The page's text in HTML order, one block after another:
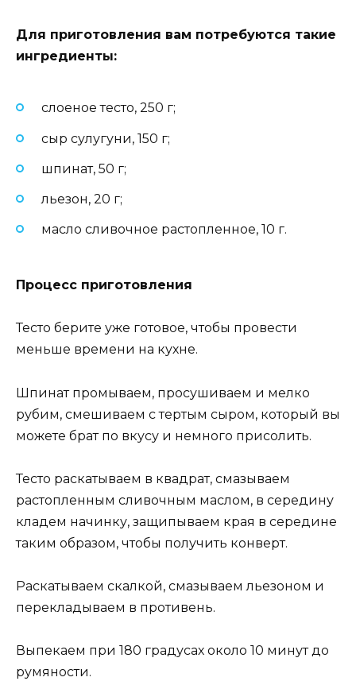
Для приготовления вам потребуются такие
ингредиенты:
слоеное тесто, 250 г;
сыр сулугуни, 150 г;
шпинат, 50 г;
льезон, 20 г;
масло сливочное растопленное, 10 г.
Процесс приготовления
Тесто берите уже готовое, чтобы провести
меньше времени на кухне.
Шпинат промываем, просушиваем и мелко
рубим, смешиваем с тертым сыром, который вы
можете брат по вкусу и немного присолить.
Тесто раскатываем в квадрат, смазываем
растопленным сливочным маслом, в середину
кладем начинку, защипываем края в середине
таким образом, чтобы получить конверт.
Раскатываем скалкой, смазываем льезоном и
перекладываем в противень.
Выпекаем при 180 градусах около 10 минут до
румяности.